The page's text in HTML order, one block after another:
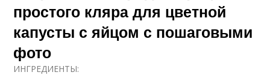
рецепты
Вкусные рецепты
простого кляра для цветной
капусты с яйцом с пошаговыми
фото
ИНГРЕДИЕНТЫ: